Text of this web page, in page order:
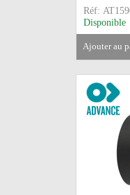
Réf:
Disponible
ajouter au